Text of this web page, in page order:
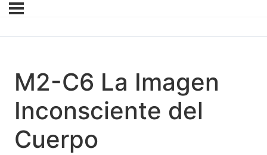
M2-C6 La Imagen
Inconsciente del
Cuerpo